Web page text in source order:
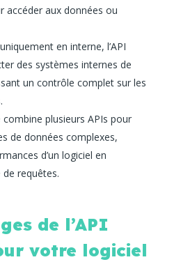
accéder aux données ou
en interne, l’API
des systèmes internes de
un contrôle complet sur les
combine plusieurs APIs pour
de données complexes,
d’un logiciel en
requêtes.
de l’API
votre logiciel